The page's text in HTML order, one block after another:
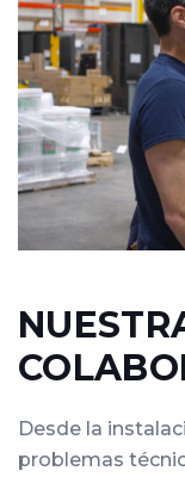
Desde la
problemas